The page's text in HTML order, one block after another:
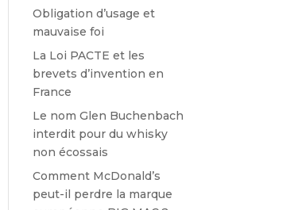
Obligation d’usage et
mauvaise foi
La Loi PACTE et les
brevets d’invention en
France
Le nom Glen Buchenbach
interdit pour du whisky
non écossais
Comment McDonald’s
peut-il perdre la marque